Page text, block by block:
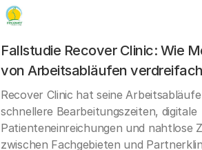
Fallstudie Recover Clinic: Wie
von Arbeitsabläufen
Recover Clinic hat seine
schnellere Bearbeitungszeiten, digitale
Patienteneinreichungen und nahtlose
zwischen Fachgebieten und